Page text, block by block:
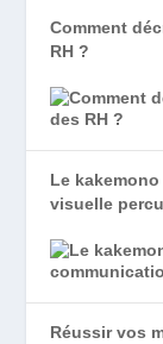
Comment
RH ?
Le
visuelle
Réussir vos